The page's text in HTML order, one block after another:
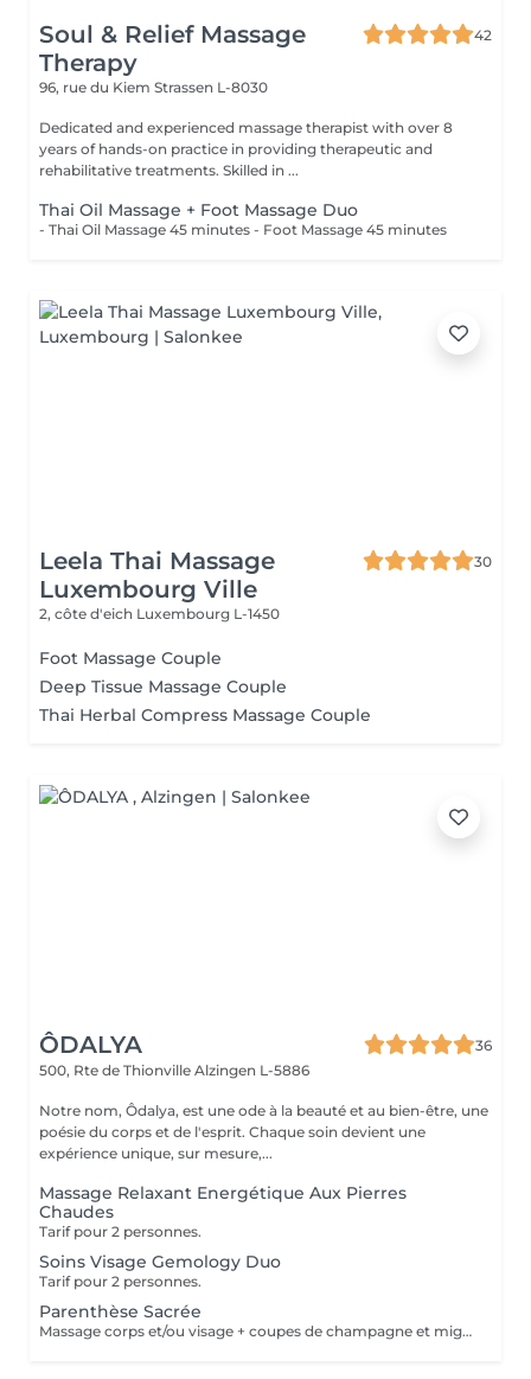
Soul & Relief Massage
Therapy
42
96, rue du Kiem Strassen L-8030
Dedicated and experienced massage therapist with over 8
years of hands-on practice in providing therapeutic and
rehabilitative treatments. Skilled in ...
Thai Oil Massage + Foot Massage Duo
- Thai Oil Massage 45 minutes - Foot Massage 45 minutes
Leela Thai Massage
Luxembourg Ville
30
2, côte d'eich Luxembourg L-1450
Foot Massage Couple
Deep Tissue Massage Couple
Thai Herbal Compress Massage Couple
ÔDALYA
36
500, Rte de Thionville Alzingen L-5886
Notre nom, Ôdalya, est une ode à la beauté et au bien-être, une
poésie du corps et de l'esprit. Chaque soin devient une
expérience unique, sur mesure,...
Massage Relaxant Energétique Aux Pierres
Chaudes
Tarif pour 2 personnes.
Soins Visage Gemology Duo
Tarif pour 2 personnes.
Parenthèse Sacrée
Massage corps et/ou visage + coupes de champagne et mignardises sucrées.